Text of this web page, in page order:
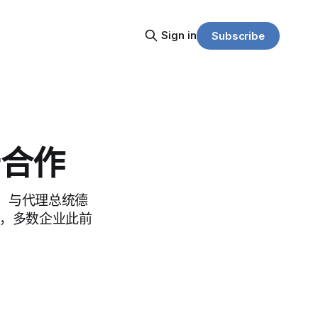
Sign in Subscribe
作
与代理总统德
多数企业此前